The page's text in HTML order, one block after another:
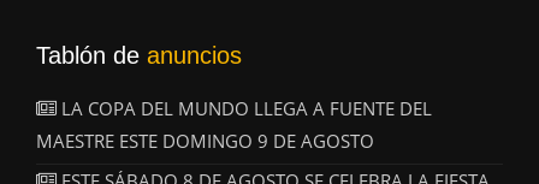
Tablón de anuncios
LA COPA DEL MUNDO LLEGA A FUENTE DEL
MAESTRE ESTE DOMINGO 9 DE AGOSTO